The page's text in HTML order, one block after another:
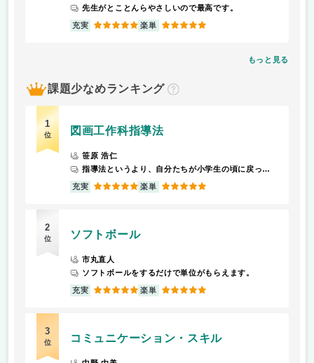
先生がとことんらやさしいので最高です。
充実 5 楽単 5
もっと見る
課題少なめランキング
？
1
位 図画工作科指導法
笹原 浩仁
指導法というより、自分たちが小学生の頃に戻って図画工作をする感じです！
充実 5 楽単 5
2
位 ソフトボール
市丸直人
ソフトボールをするだけで単位がもらえます。
充実 5 楽単 5
3
位 コミュニケーション・スキル